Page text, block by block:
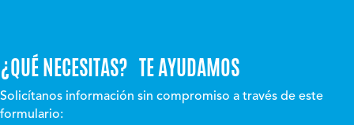
¿QUÉ NECESITAS? TE AYUDAMOS
Solicítanos información sin compromiso a través de este
formulario: